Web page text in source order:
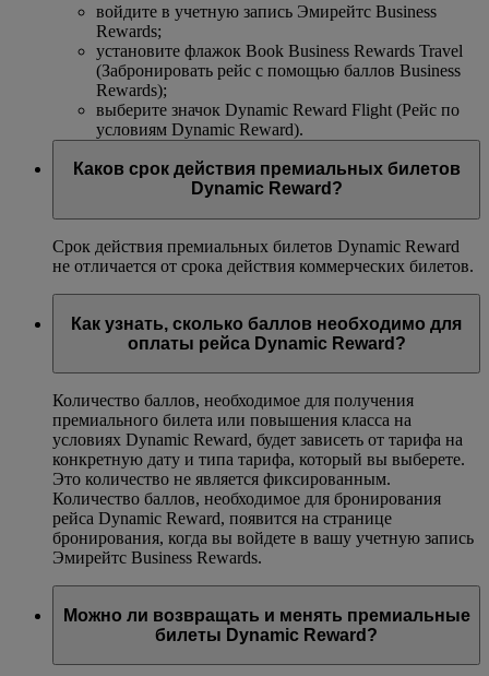
войдите в учетную запись Эмирейтс Business
Rewards;
установите флажок Book Business Rewards Travel
(Забронировать рейс с помощью баллов Business
Rewards);
выберите значок Dynamic Reward Flight (Рейс по
условиям Dynamic Reward).
Каков срок действия премиальных билетов
Dynamic Reward?
Срок действия премиальных билетов Dynamic Reward
не отличается от срока действия коммерческих билетов.
Как узнать, сколько баллов необходимо для
оплаты рейса Dynamic Reward?
Количество баллов, необходимое для получения
премиального билета или повышения класса на
условиях Dynamic Reward, будет зависеть от тарифа на
конкретную дату и типа тарифа, который вы выберете.
Это количество не является фиксированным.
Количество баллов, необходимое для бронирования
рейса Dynamic Reward, появится на странице
бронирования, когда вы войдете в вашу учетную запись
Эмирейтс Business Rewards.
Можно ли возвращать и менять премиальные
билеты Dynamic Reward?